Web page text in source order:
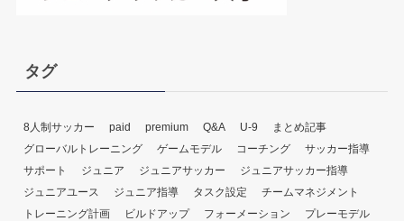
タグ
8人制サッカー paid premium Q&A U-9
まとめ記事
グローバルトレーニング
ゲームモデル コーチング
サッカー指導
サポート
ジュニア ジュニアサッカー
ジュニアサッカー指導
ジュニアユース
ジュニア指導 タスク設定
チームマネジメント
トレーニング計画
ビルドアップ フォーメーション
プレーモデル